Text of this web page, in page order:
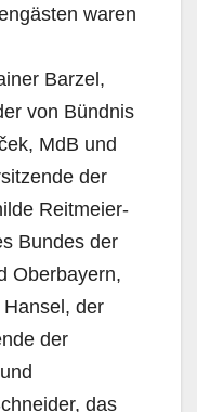
waren
Barzel,
von Bündnis
MdB und
der
Reitmeier-
Bundes der
Oberbayern,
der
der
das